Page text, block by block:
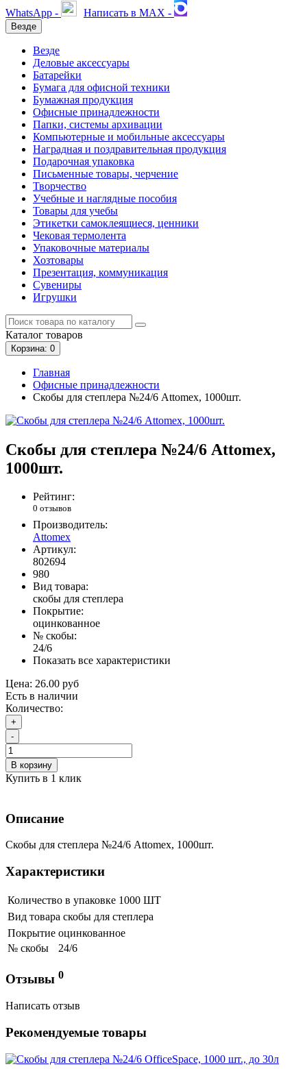
WhatsApp - Написать в MAX -
Везде
Везде
Деловые аксессуары
Батарейки
Бумага для офисной техники
Бумажная продукция
Офисные принадлежности
Папки, системы архивации
Компьютерные и мобильные аксессуары
Наградная и поздравительная продукция
Подарочная упаковка
Письменные товары, черчение
Творчество
Учебные и наглядные пособия
Товары для учебы
Этикетки самоклеящиеся, ценники
Чековая термолента
Упаковочные материалы
Хозтовары
Презентация, коммуникация
Сувениры
Игрушки
Каталог товаров
Корзина: 0
Главная
Офисные принадлежности
Скобы для степлера №24/6 Attomex, 1000шт.
Скобы для степлера №24/6 Attomex,
1000шт.
Рейтинг:
0 отзывов
Производитель:
Attomex
Артикул:
802694
980
Вид товара:
скобы для степлера
Покрытие:
оцинкованное
№ скобы:
24/6
Показать все характеристики
Цена: 26.00 руб
Есть в наличии
Количество:
+
-
В корзину
Купить в 1 клик
Описание
Скобы для степлера №24/6 Attomex, 1000шт.
Характеристики
Количество в упаковке 1000 ШТ
Вид товара скобы для степлера
Покрытие оцинкованное
№ скобы
24/6
Отзывы 0
Написать отзыв
Рекомендуемые товары